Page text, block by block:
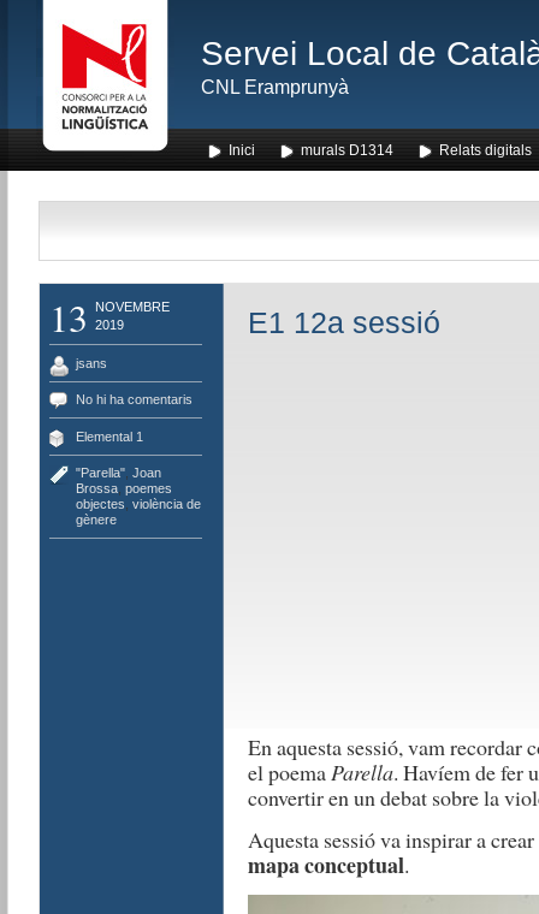
Servei Local de
CNL Eramprunyà
Inici murals D1314 Relats digitals
13
NOVEMBRE
2019
jsans
No hi ha comentaris
Elemental 1
"Parella", Joan
Brossa, poemes
objectes violència de
gènere
E1 12a sessió
En aquesta sessió, vam recordar
el poemaParella. Havíem de fer
convertir en un debat sobre la
Aquesta sessió va inspirar a
mapa conceptual.